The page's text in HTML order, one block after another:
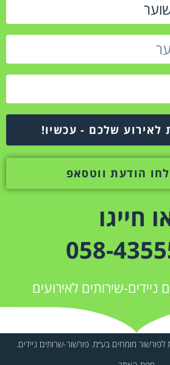
לאירוע שלכם - עכשיו!
הודעת ווטסאפ
חייגו
058-
ניידים-שירותים לאירועים